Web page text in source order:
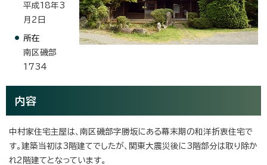
平成18年3
月2日
所在
南区磯部
1734
内容
中村家住宅主屋は、南区磯部字勝坂にある幕末期の和洋折衷住宅で
す。建築当初は3階建てでしたが、関東大震災後に3階部分は取り除か
れ2階建てとなっています。